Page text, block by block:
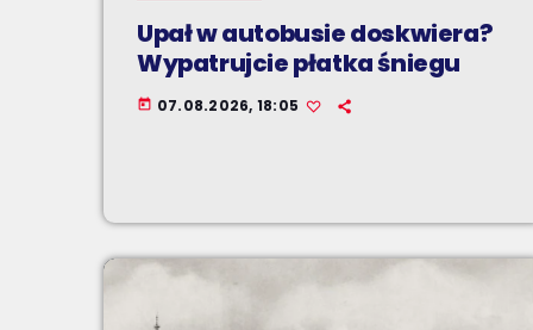
Upał w autobusie doskwiera?
Wypatrujcie płatka śniegu
today 07.08.2026, 18:05